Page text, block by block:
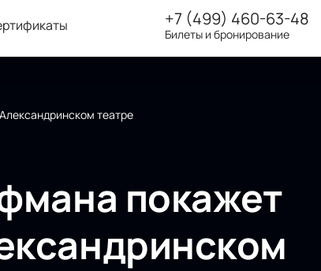
+7 (499) 460-63-48
Билеты и бронирование
театре
покажет